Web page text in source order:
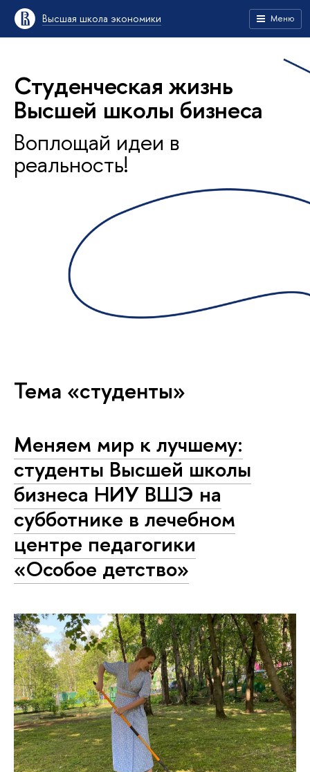
Высшая школа экономики Меню
Студенческая жизнь
Высшей школы бизнеса
Воплощай идеи в
реальность!
Тема «студенты»
Меняем мир к лучшему:
студенты Высшей школы
бизнеса НИУ ВШЭ на
субботнике в лечебном
центре педагогики
«Особое детство»